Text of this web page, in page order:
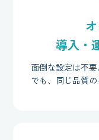
導入・
面倒な設定は不
でも、同じ品質の